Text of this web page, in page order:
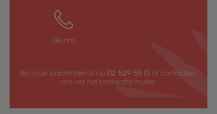
Bel ons
Bel onze klantendienst op 02 529 55 13 of contacteer
ons via hetcontactformulier.